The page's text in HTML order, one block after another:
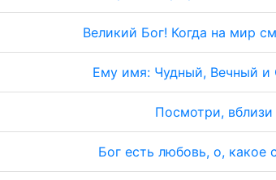
Великий Бог! Когда на мир
Ему имя: Чудный, Вечный и
Посмотри, вблизи
Бог есть любовь, о, какое